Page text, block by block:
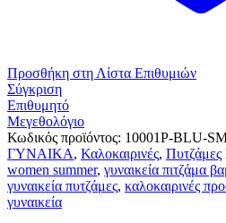
Προσθήκη στη Λίστα Επιθυμιών
Σύγκριση
Επιθυμητό
Μεγεθολόγιο
Κωδικός προϊόντος: 10001P-BLU-
ΓΥΝΑΙΚΑ, Καλοκαιρινές, Πυτζάμες
women summer, γυναικεία πιτζάμα
γυναικεία πυτζάμες, καλοκαιρινές
γυναικεία